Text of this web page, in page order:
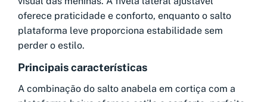
oferece praticidade e conforto, enquanto o salto
plataforma leve proporciona estabilidade sem
perder o estilo.
Principais características
A combinação do salto anabela em cortiça com a